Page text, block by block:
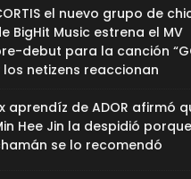
el nuevo grupo de
BigHit Music estrena el MV
debut para la canción
los netizens reaccionan
aprendíz de ADOR afirmó
Hee Jin la despidió
se lo recomendó